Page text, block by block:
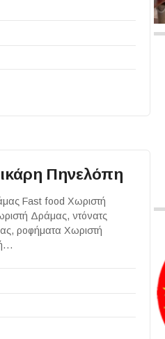
Πηνελόπη
Fast food Χωριστή
Δράμας, ντόνατς
ροφήματα Χωριστή